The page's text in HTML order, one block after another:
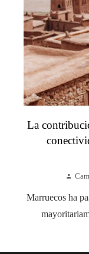
La
Marruecos ha